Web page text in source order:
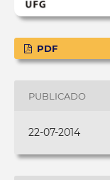
PDF
PUBLICADO
22-07-2014